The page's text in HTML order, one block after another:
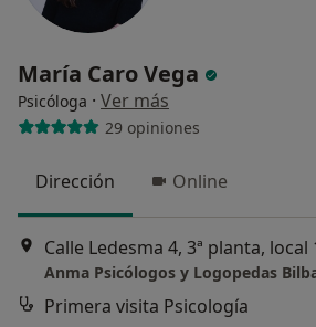
María Caro Vega
Psicóloga · Ver más
29 opiniones
Dirección Online
Calle Ledesma 4, 3ª planta, local
Anma Psicólogos y Logopedas
Primera visita Psicología